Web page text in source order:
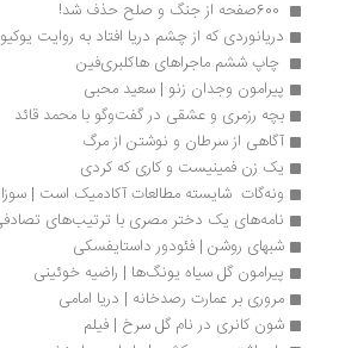
دریانوردی که از چشم دریا افتاد به روایت یوکیو میشیما
چاپ ششم ماجراهای هاکلبری‌فین
پیرامون وجدان زنو | سعید محبی
بچه رزمری و عشقی در گفت‌وگو با محمد قائد
آگاهی از سرطان و نوشتن از مرگ
یک زن فمینیست و کاری که کردی
ونه‌گات  شایسته مطالعات آکادمیک است | سوزان فرل
نامه‌های یک دختر مصری با ترتیب‌های تصادفی
شبهای روشن | فئودور داستایفسکی
پیرامون گل سیاه یونگ‌ها | راضیه خوئینی
مروری بر عمارت رصدخانه | دریا امامی
شون کانری در نام گل سرخ | فیلم